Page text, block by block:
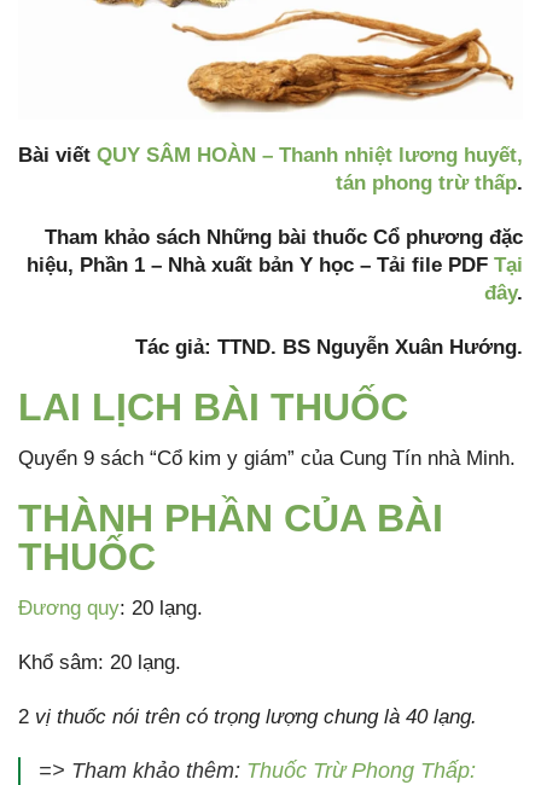
Bài viết QUY SÂM HOÀN – Thanh nhiệt lương huyết,
tán phong trừ thấp.
Tham khảo sách Những bài thuốc Cổ phương đặc
hiệu, Phần 1 – Nhà xuất bản Y học – Tải file PDF Tại
đây.
Tác giả: TTND. BS Nguyễn Xuân Hướng.
LAI LỊCH BÀI THUỐC
Quyển 9 sách “Cổ kim y giám” của Cung Tín nhà Minh.
THÀNH PHẦN CỦA BÀI
THUỐC
Đương quy: 20 lạng.
Khổ sâm: 20 lạng.
2 vị thuốc nói trên có trọng lượng chung là 40 lạng.
=> Tham khảo thêm: Thuốc Trừ Phong Thấp: